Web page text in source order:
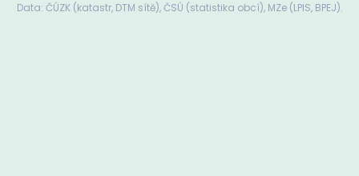
Data: ČÚZK (katastr, DTM sítě), ČSÚ (statistika obcí), MZe (LPIS, BPEJ).